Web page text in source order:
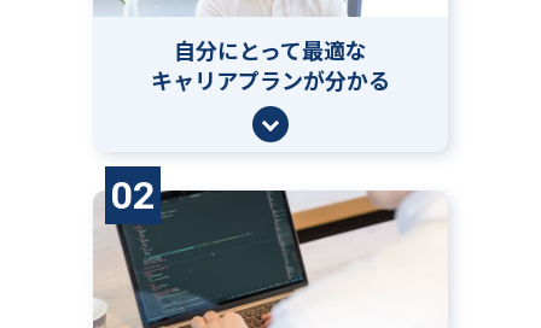
自分にとって最適な
キャリアプランが分かる
02